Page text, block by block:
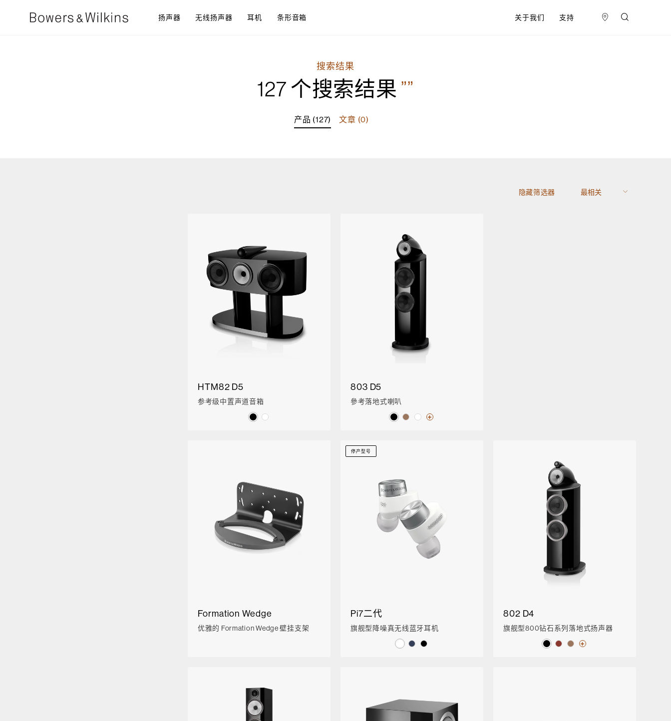
扬声器​ 无线扬声器 耳机 条形音箱 关于我们 支持
搜索结果
127 个搜索结果””
产品 (127) 文章 (0)
隐藏筛选器
HTM82 D5
参考级中置声道音箱
803 D5
參考落地式喇叭
Formation Wedge
优雅的 Formation Wedge 壁挂支架
停产型号
Pi7二代
旗舰型降噪真无线蓝牙耳机
802 D4
旗舰型800钻石系列落地式扬声器